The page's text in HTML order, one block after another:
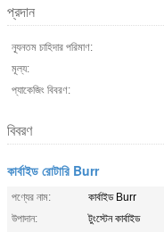
প্রদান
ন্যূনতম চাহিদার পরিমাণ:
মূল্য:
প্যাকেজিং বিবরণ:
বিবরণ
কার্বাইড রোটারি Burr
পণ্যের নাম:
কার্বাইড Burr
উপাদান:
টুংস্টেন কার্বাইড